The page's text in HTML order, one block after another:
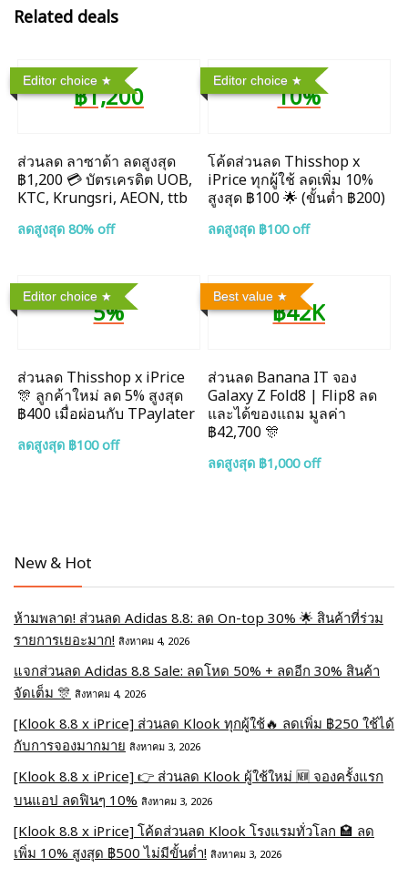
Related deals
Editor choice
฿1,200
ส่วนลด ลาซาด้า ลดสูงสุด
฿1,200 💳 บัตรเครดิต UOB,
KTC, Krungsri, AEON, ttb
ลดสูงสุด 80% off
Editor choice
10%
โค้ดส่วนลด Thisshop x
iPrice ทุกผู้ใช้ ลดเพิ่ม 10%
สูงสุด ฿100 🌟 (ขั้นต่ำ ฿200)
ลดสูงสุด ฿100 off
Editor choice
5%
ส่วนลด Thisshop x iPrice
🎊 ลูกค้าใหม่ ลด 5% สูงสุด
฿400 เมื่อผ่อนกับ TPaylater
ลดสูงสุด ฿100 off
Best value
฿42K
ส่วนลด Banana IT จอง
Galaxy Z Fold8 | Flip8 ลด
และได้ของแถม มูลค่า
฿42,700 🎊
ลดสูงสุด ฿1,000 off
New & Hot
ห้ามพลาด! ส่วนลด Adidas 8.8: ลด On-top 30% 🌟 สินค้าที่ร่วม
รายการเยอะมาก! สิงหาคม 4, 2026
แจกส่วนลด Adidas 8.8 Sale: ลดโหด 50% + ลดอีก 30% สินค้า
จัดเต็ม 🎊 สิงหาคม 4, 2026
[Klook 8.8 x iPrice] ส่วนลด Klook ทุกผู้ใช้🔥 ลดเพิ่ม ฿250 ใช้ได้
กับการจองมากมาย สิงหาคม 3, 2026
[Klook 8.8 x iPrice] 👉 ส่วนลด Klook ผู้ใช้ใหม่ 🆕 จองครั้งแรก
บนแอป ลดฟินๆ 10% สิงหาคม 3, 2026
[Klook 8.8 x iPrice] โค้ดส่วนลด Klook โรงแรมทั่วโลก 🏩 ลด
เพิ่ม 10% สูงสุด ฿500 ไม่มีขั้นต่ำ! สิงหาคม 3, 2026